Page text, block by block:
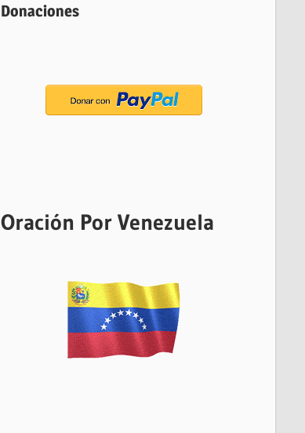
Donaciones
Oración Por Venezuela